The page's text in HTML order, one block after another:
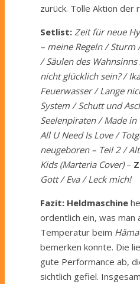
zurück. Tolle Aktion der
Setlist: Zeit für neue
– meine Regeln / Sturm
/ Säulen des
nicht glücklich sein? /
Feuerwasser / Lange
System / Schutt und
Seelenpiraten / Made
All U Need Is Love /
neugeboren – Teil 2 /
Kids (Marteria Cover)–
Gott / Eva / Leck mich!
Fazit: Heldmaschine
ordentlich ein, was man
Temperatur beim
bemerken konnte. Die
gute Performance ab,
sichtlich gefiel.